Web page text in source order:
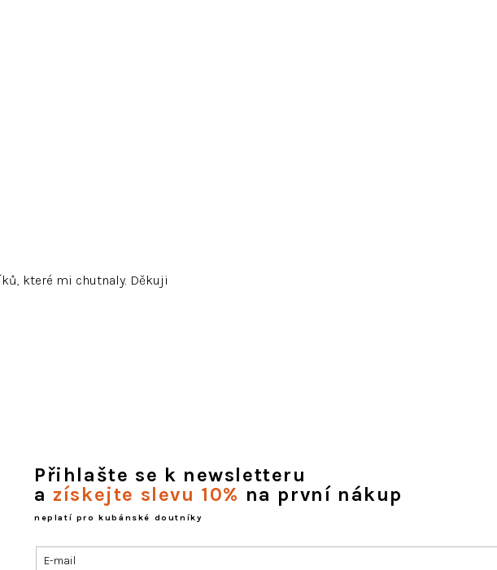
které mi chutnaly. Děkuji
Přihlašte se k newsletteru
a získejte slevu 10% na první nákup
neplatí pro kubánské doutníky
E-mail